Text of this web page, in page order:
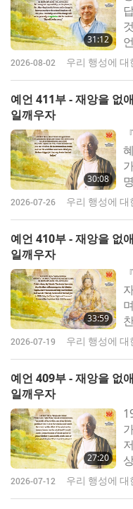
31:12
승
2026-08-02 우리 행성에
예언 411부 - 재앙을 없
일깨우자
30:08
2026-07-26 우리 행성에
예언 410부 - 재앙을 없
일깨우자
33:59
2026-07-19 우리 행성에
예언 409부 - 재앙을 없
일깨우자
27:20
2026-07-12 우리 행성에